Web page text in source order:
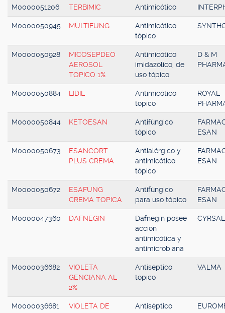
M0000051206 TERBIMIC Antimicótico
M0000050945 MULTIFUNG
Antimicótico
tópico
M0000050928
MICOSEPDEO
AEROSOL
TOPICO 1%
Antimicótico
imidazólico, de
uso tópico
D & M
M0000050884 LIDIL
Antimicótico
tópico
ROYAL
M0000050844 KETOESAN
Antifúngico
tópico
ESAN
M0000050673
ESANCORT
PLUS CREMA
Antialérgico y
antimicótico
tópico
ESAN
M0000050672
ESAFUNG
CREMA TOPICA
Antifúngico
para uso tópico
ESAN
M0000047360 DAFNEGIN
Dafnegin posee
acción
antimicótica y
antimicrobiana
M0000036682
VIOLETA
GENCIANA AL
2%
Antiséptico
tópico
VALMA
M0000036681
VIOLETA DE
Antiséptico